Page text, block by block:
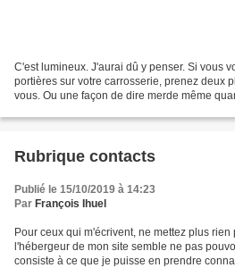
C'est lumineux. J'aurai dû y penser. Si vous
portières sur votre carrosserie, prenez deux
vous. Ou une façon de dire merde même
Rubrique contacts
Publié le 15/10/2019 à 14:23
Par François Ihuel
Pour ceux qui m'écrivent, ne mettez plus rien
l'hébergeur de mon site semble ne pas
consiste à ce que je puisse en prendre